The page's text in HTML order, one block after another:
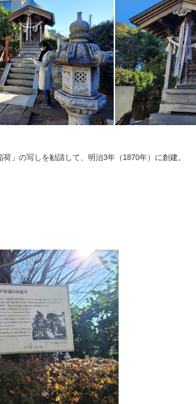
」の写しを勧請して、明治3年（1870年）に創建。